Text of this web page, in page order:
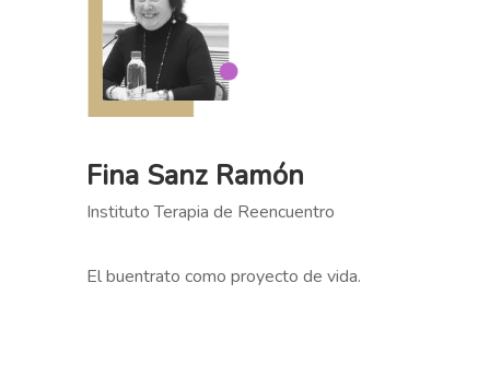
Fina Sanz Ramón
Instituto Terapia de Reencuentro
El buentrato como proyecto de vida.